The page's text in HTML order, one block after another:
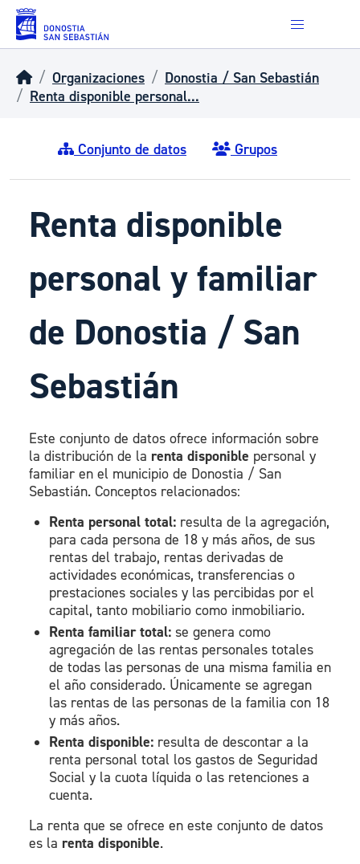
Skip to main content
Organizaciones
Donostia / San Sebastián
Renta disponible personal...
Conjunto de datos Grupos
Renta disponible
personal y familiar
de Donostia / San
Sebastián
Este conjunto de datos ofrece información sobre
la distribución de la renta disponible personal y
familiar en el municipio de Donostia / San
Sebastián. Conceptos relacionados:
Renta personal total: resulta de la agregación,
para cada persona de 18 y más años, de sus
rentas del trabajo, rentas derivadas de
actividades económicas, transferencias o
prestaciones sociales y las percibidas por el
capital, tanto mobiliario como inmobiliario.
Renta familiar total: se genera como
agregación de las rentas personales totales
de todas las personas de una misma familia en
el año considerado. Únicamente se agregan
las rentas de las personas de la familia con 18
y más años.
Renta disponible: resulta de descontar a la
renta personal total los gastos de Seguridad
Social y la cuota líquida o las retenciones a
cuenta.
La renta que se ofrece en este conjunto de datos
es la renta disponible.